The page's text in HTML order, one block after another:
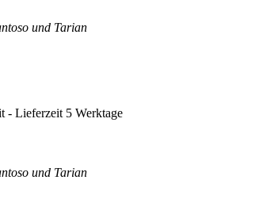
und Tarian
- Lieferzeit 5 Werktage
und Tarian